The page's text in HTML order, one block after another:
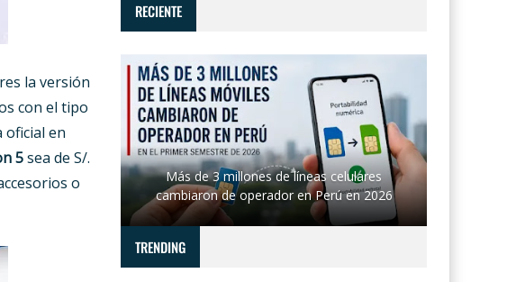
la versión
con el tipo
oficial en
5sea de S/.
o
RECIENTE
Más de 3 millones de líneas celulares
cambiaron de operador en Perú en 2026
TRENDING